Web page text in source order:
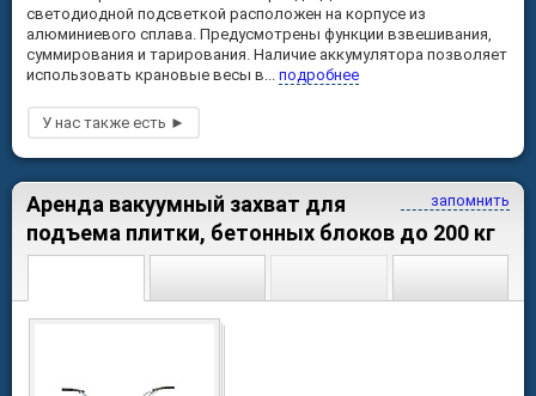
светодиодной подсветкой расположен на корпусе из
алюминиевого сплава. Предусмотрены функции взвешивания,
суммирования и тарирования. Наличие аккумулятора позволяет
использовать крановые весы в... подробнее
запомнить
Аренда вакуумный захват для
подъема плитки, бетонных блоков до 200 кг